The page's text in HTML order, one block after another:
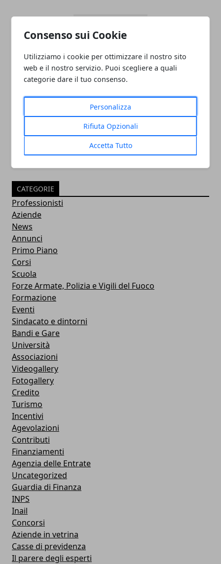
Consenso sui Cookie
Utilizziamo i cookie per ottimizzare il nostro sito
web e il nostro servizio. Puoi scegliere a quali
categorie dare il tuo consenso.
Personalizza
Rifiuta Opzionali
Accetta Tutto
PULITORE COORDINATORE
05/11/2024
CATEGORIE
Professionisti
Aziende
News
Annunci
Primo Piano
Corsi
Scuola
Forze Armate, Polizia e Vigili del Fuoco
Formazione
Eventi
Sindacato e dintorni
Bandi e Gare
Università
Associazioni
Videogallery
Fotogallery
Credito
Turismo
Incentivi
Agevolazioni
Contributi
Finanziamenti
Agenzia delle Entrate
Uncategorized
Guardia di Finanza
INPS
Inail
Concorsi
Aziende in vetrina
Casse di previdenza
Il parere degli esperti